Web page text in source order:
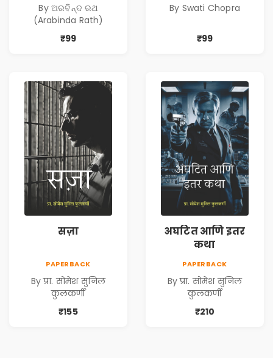
By ଅରବିନ୍ଦ ରଥ
(Arabinda Rath)
₹99
By Swati Chopra
₹99
सज़ा
PAPERBACK
By प्रा. सोमेश सुनिल
कुलकर्णी
₹155
अघटित आणि इतर
कथा
PAPERBACK
By प्रा. सोमेश सुनिल
कुलकर्णी
₹210